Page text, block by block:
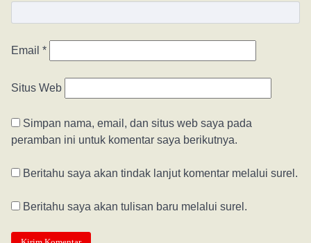
Email *
Situs Web
Simpan nama, email, dan situs web saya pada
peramban ini untuk komentar saya berikutnya.
Beritahu saya akan tindak lanjut komentar melalui surel.
Beritahu saya akan tulisan baru melalui surel.